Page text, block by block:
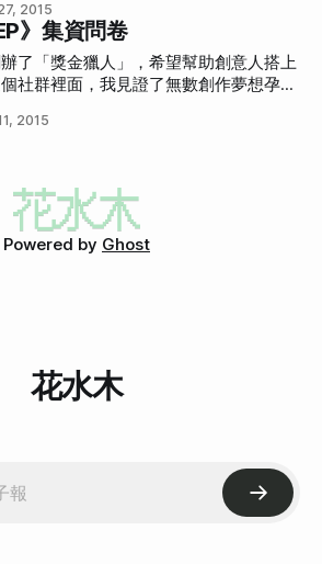
訴我們，我們會盡力為你解答！ EP
3 首完整的創作歌
這次的發行新創作了十幾首歌，如果資
贊助人一起討論哪些歌可以進行製作
愉起來。音樂總能幫助我走過最低潮痛
命中最快樂的回憶裡不可或缺的元素。
工程師，幫許多客戶架設網站，將近五
「獎金獵人」網站，主導產品流程和技
這個願景，我們過著有一餐沒一餐的日
靜靜的寫歌。把聽來的故事化成音樂，
來，累積了一些從來沒有被人聽過的詞
2015
》集資問卷
了「獎金獵人」，希望幫助創意人搭上
社群裡面，我見證了無數創作夢想孕育
2015
Powered by Ghost
花水木